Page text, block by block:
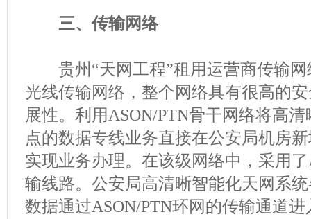
三、传输网络
贵州“天网工程”租用运营商传输网
光线传输网络，整个网络具有很高的
展性。利用ASON/PTN骨干网络将高
点的数据专线业务直接在公安局机房
实现业务办理。在该级网络中，采用
输线路。公安局高清晰智能化天网系
数据通过ASON/PTN环网的传输通道